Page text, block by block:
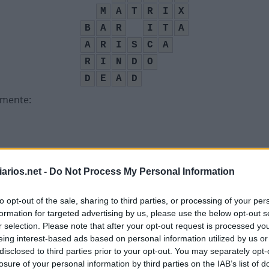
- Do Not Process My Personal Information
opt-out of the sale, sharing to third parties, or processing of your
for targeted advertising by us, please use the below opt-out
selection. Please note that after your opt-out request is processed
interest-based ads based on personal information utilized by us
to third parties prior to your opt-out. You may separately
of your personal information by third parties on the IAB’s list of
M
A T R I
X
B
A R I T
A
A
R I S C
A
R
I N D
O
D
E A D
:
:
Vamos Pro __: